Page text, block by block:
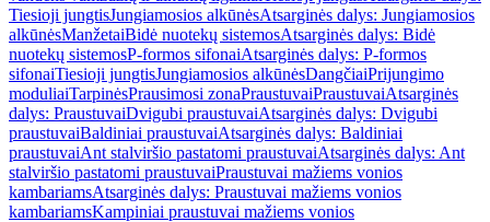
Tiesioji jungtisJungiamosios alkūnėsAtsarginės dalys: Jungiamosios
alkūnėsManžetaiBidė nuotekų sistemosAtsarginės dalys: Bidė
nuotekų sistemosP-formos sifonaiAtsarginės dalys: P-formos
sifonaiTiesioji jungtisJungiamosios alkūnėsDangčiaiPrijungimo
moduliaiTarpinėsPrausimosi zonaPraustuvaiPraustuvaiAtsarginės
dalys: PraustuvaiDvigubi praustuvaiAtsarginės dalys: Dvigubi
praustuvaiBaldiniai praustuvaiAtsarginės dalys: Baldiniai
praustuvaiAnt stalviršio pastatomi praustuvaiAtsarginės dalys: Ant
stalviršio pastatomi praustuvaiPraustuvai mažiems vonios
kambariamsAtsarginės dalys: Praustuvai mažiems vonios
kambariamsKampiniai praustuvai mažiems vonios